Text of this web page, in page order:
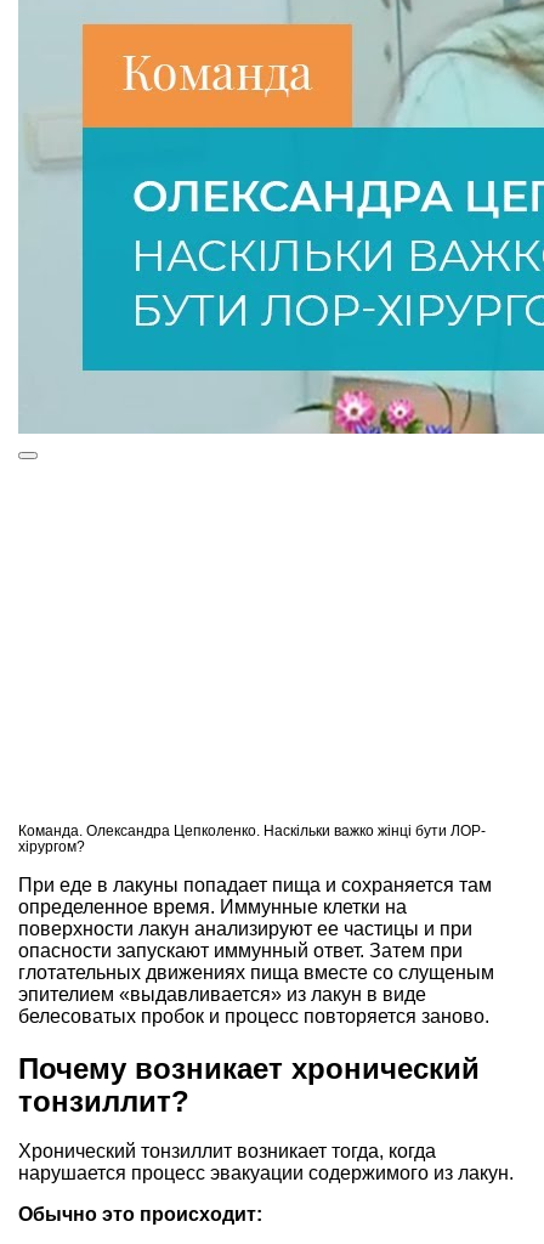
Команда. Олександра Цепколенко. Наскільки важко жінці бути ЛОР-
хірургом?
При еде в лакуны попадает пища и сохраняется там
определенное время. Иммунные клетки на
поверхности лакун анализируют ее частицы и при
опасности запускают иммунный ответ. Затем при
глотательных движениях пища вместе со слущеным
эпителием «выдавливается» из лакун в виде
белесоватых пробок и процесс повторяется заново.
Почему возникает хронический
тонзиллит?
Хронический тонзиллит возникает тогда, когда
нарушается процесс эвакуации содержимого из лакун.
Обычно это происходит: